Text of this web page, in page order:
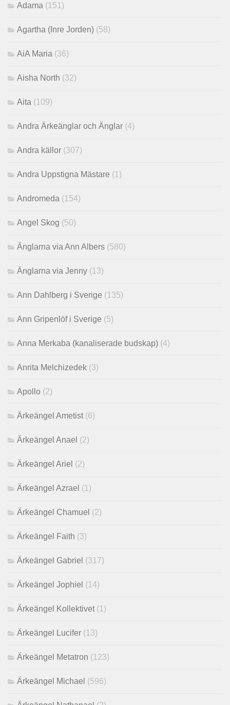
Adama (151)
Agartha (Inre Jorden) (58)
AiA Maria (36)
Aisha North (32)
Aita (109)
Andra Ärkeänglar och Änglar (4)
Andra källor (307)
Andra Uppstigna Mästare (1)
Andromeda (154)
Angel Skog (50)
Änglarna via Ann Albers (580)
Änglarna via Jenny (13)
Ann Dahlberg i Sverige (135)
Ann Gripenlöf i Sverige (5)
Anna Merkaba (kanaliserade budskap) (4)
Anrita Melchizedek (3)
Apollo (2)
Ärkeängel Ametist (6)
Ärkeängel Anael (2)
Ärkeängel Ariel (2)
Ärkeängel Azrael (1)
Ärkeängel Chamuel (2)
Ärkeängel Faith (3)
Ärkeängel Gabriel (317)
Ärkeängel Jophiel (14)
Ärkeängel Kollektivet (1)
Ärkeängel Lucifer (13)
Ärkeängel Metatron (123)
Ärkeängel Michael (596)